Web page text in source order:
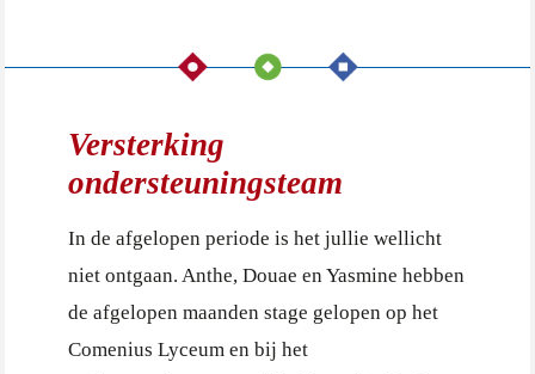
Versterking
ondersteuningsteam
In de afgelopen periode is het jullie wellicht
niet ontgaan. Anthe, Douae en Yasmine hebben
de afgelopen maanden stage gelopen op het
Comenius Lyceum en bij het